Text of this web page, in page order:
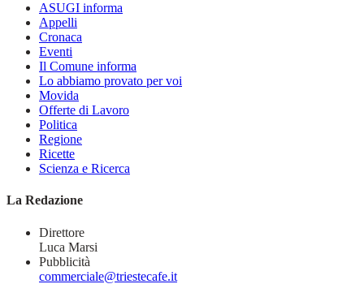
ASUGI informa
Appelli
Cronaca
Eventi
Il Comune informa
Lo abbiamo provato per voi
Movida
Offerte di Lavoro
Politica
Regione
Ricette
Scienza e Ricerca
La Redazione
Direttore
Luca Marsi
Pubblicità
commerciale@triestecafe.it